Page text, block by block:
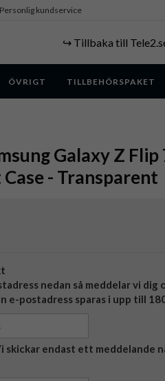
Personlig kundservice
↪️ Tillbaka till
ÖVRIGT TILLBEHÖRSPAKET
Galaxy Z Flip
- Transparent
nedan så meddelar vi dig
e-postadress sparas i upp till
skickar endast ett meddelande